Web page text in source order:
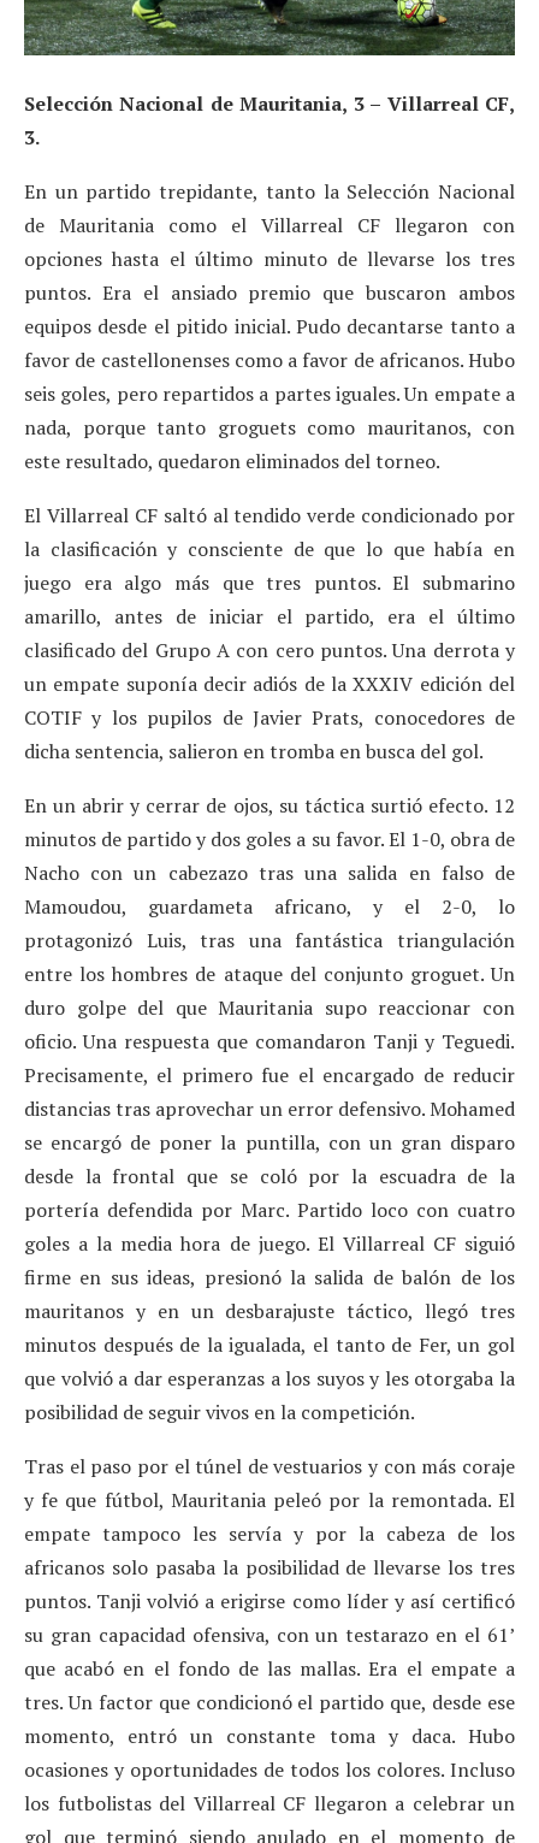
Selección Nacional de Mauritania, 3 – Villarreal CF,
3.
En un partido trepidante, tanto la Selección Nacional
de Mauritania como el Villarreal CF llegaron con
opciones hasta el último minuto de llevarse los tres
puntos. Era el ansiado premio que buscaron ambos
equipos desde el pitido inicial. Pudo decantarse tanto a
favor de castellonenses como a favor de africanos. Hubo
seis goles, pero repartidos a partes iguales. Un empate a
nada, porque tanto groguets como mauritanos, con
este resultado, quedaron eliminados del torneo.
El Villarreal CF saltó al tendido verde condicionado por
la clasificación y consciente de que lo que había en
juego era algo más que tres puntos. El submarino
amarillo, antes de iniciar el partido, era el último
clasificado del Grupo A con cero puntos. Una derrota y
un empate suponía decir adiós de la XXXIV edición del
COTIF y los pupilos de Javier Prats, conocedores de
dicha sentencia, salieron en tromba en busca del gol.
En un abrir y cerrar de ojos, su táctica surtió efecto. 12
minutos de partido y dos goles a su favor. El 1-0, obra de
Nacho con un cabezazo tras una salida en falso de
Mamoudou, guardameta africano, y el 2-0, lo
protagonizó Luis, tras una fantástica triangulación
entre los hombres de ataque del conjunto groguet. Un
duro golpe del que Mauritania supo reaccionar con
oficio. Una respuesta que comandaron Tanji y Teguedi.
Precisamente, el primero fue el encargado de reducir
distancias tras aprovechar un error defensivo. Mohamed
se encargó de poner la puntilla, con un gran disparo
desde la frontal que se coló por la escuadra de la
portería defendida por Marc. Partido loco con cuatro
goles a la media hora de juego. El Villarreal CF siguió
firme en sus ideas, presionó la salida de balón de los
mauritanos y en un desbarajuste táctico, llegó tres
minutos después de la igualada, el tanto de Fer, un gol
que volvió a dar esperanzas a los suyos y les otorgaba la
posibilidad de seguir vivos en la competición.
Tras el paso por el túnel de vestuarios y con más coraje
y fe que fútbol, Mauritania peleó por la remontada. El
empate tampoco les servía y por la cabeza de los
africanos solo pasaba la posibilidad de llevarse los tres
puntos. Tanji volvió a erigirse como líder y así certificó
su gran capacidad ofensiva, con un testarazo en el 61’
que acabó en el fondo de las mallas. Era el empate a
tres. Un factor que condicionó el partido que, desde ese
momento, entró un constante toma y daca. Hubo
ocasiones y oportunidades de todos los colores. Incluso
los futbolistas del Villarreal CF llegaron a celebrar un
gol que terminó siendo anulado en el momento de